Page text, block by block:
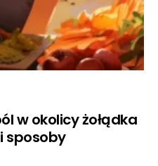
w okolicy żołądka
sposoby